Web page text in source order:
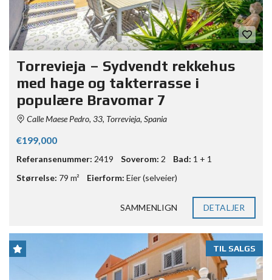
Torrevieja – Sydvendt rekkehus
med hage og takterrasse i
populære Bravomar 7
Calle Maese Pedro, 33, Torrevieja, Spania
€199,000
Referansenummer: 2419 Soverom: 2 Bad: 1 + 1
Størrelse: 79 m² Eierform: Eier (selveier)
SAMMENLIGN DETALJER
TIL SALGS